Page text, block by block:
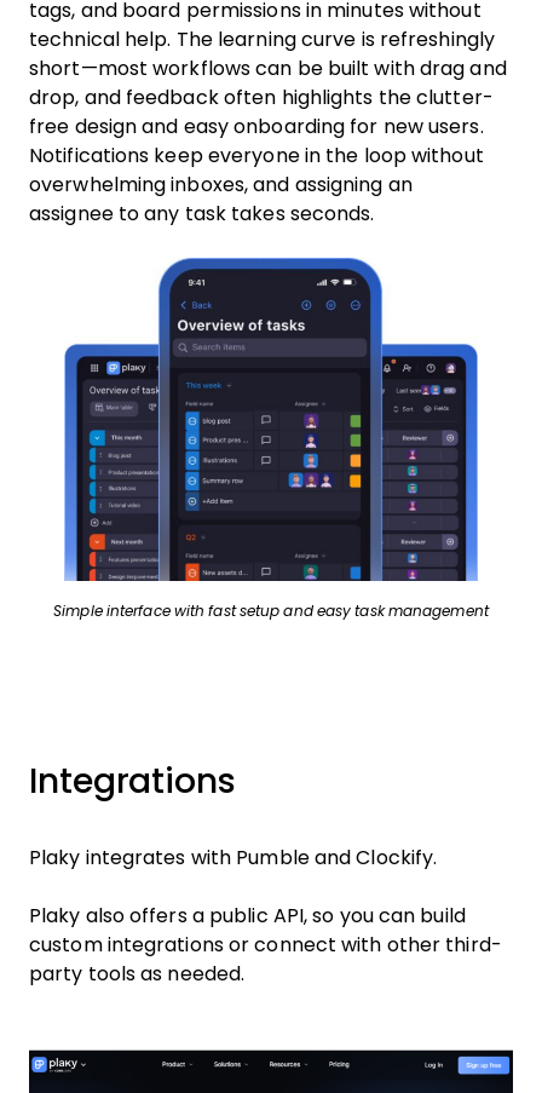
tags, and board permissions in minutes without
technical help. The learning curve is refreshingly
short—most workflows can be built with drag and
drop, and feedback often highlights the clutter-
free design and easy onboarding for new users.
Notifications keep everyone in the loop without
overwhelming inboxes, and assigning an
assignee to any task takes seconds.
Simple interface with fast setup and easy task management
Integrations
Plaky integrates with Pumble and Clockify.
Plaky also offers a public API, so you can build
custom integrations or connect with other third-
party tools as needed.